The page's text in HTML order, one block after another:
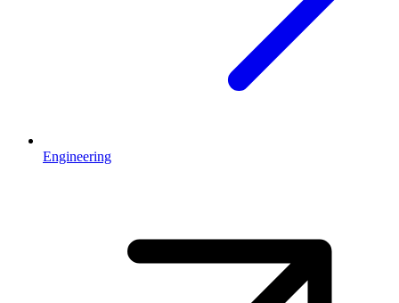
Engineering